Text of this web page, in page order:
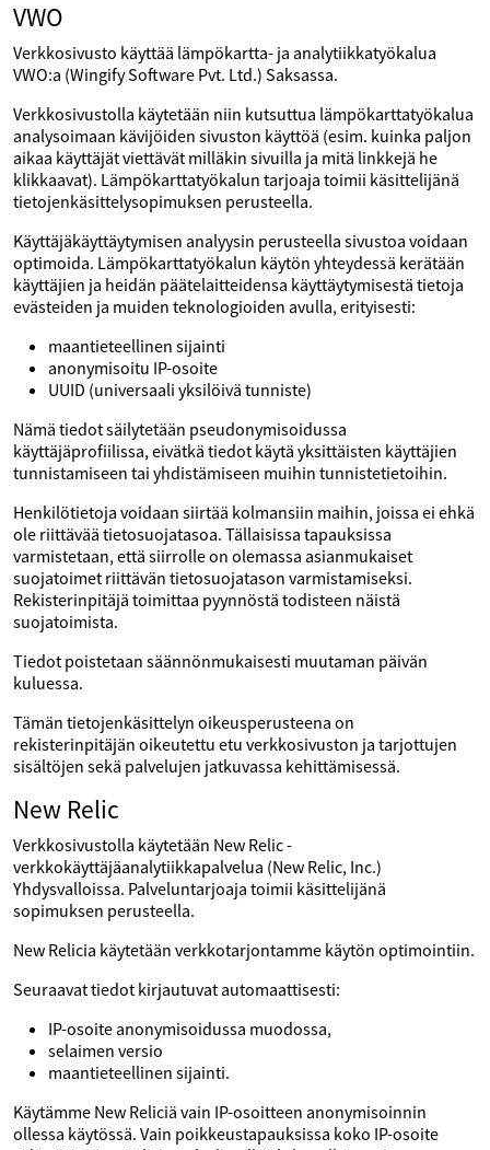
VWO
Verkkosivusto käyttää lämpökartta- ja analytiikkatyökalua
VWO:a (Wingify Software Pvt. Ltd.) Saksassa.
Verkkosivustolla käytetään niin kutsuttua lämpökarttatyökalua
analysoimaan kävijöiden sivuston käyttöä (esim. kuinka paljon
aikaa käyttäjät viettävät milläkin sivuilla ja mitä linkkejä he
klikkaavat). Lämpökarttatyökalun tarjoaja toimii käsittelijänä
tietojenkäsittelysopimuksen perusteella.
Käyttäjäkäyttäytymisen analyysin perusteella sivustoa voidaan
optimoida. Lämpökarttatyökalun käytön yhteydessä kerätään
käyttäjien ja heidän päätelaitteidensa käyttäytymisestä tietoja
evästeiden ja muiden teknologioiden avulla, erityisesti:
maantieteellinen sijainti
anonymisoitu IP-osoite
UUID (universaali yksilöivä tunniste)
Nämä tiedot säilytetään pseudonymisoidussa
käyttäjäprofiilissa, eivätkä tiedot käytä yksittäisten käyttäjien
tunnistamiseen tai yhdistämiseen muihin tunnistetietoihin.
Henkilötietoja voidaan siirtää kolmansiin maihin, joissa ei ehkä
ole riittävää tietosuojatasoa. Tällaisissa tapauksissa
varmistetaan, että siirrolle on olemassa asianmukaiset
suojatoimet riittävän tietosuojatason varmistamiseksi.
Rekisterinpitäjä toimittaa pyynnöstä todisteen näistä
suojatoimista.
Tiedot poistetaan säännönmukaisesti muutaman päivän
kuluessa.
Tämän tietojenkäsittelyn oikeusperusteena on
rekisterinpitäjän oikeutettu etu verkkosivuston ja tarjottujen
sisältöjen sekä palvelujen jatkuvassa kehittämisessä.
New Relic
Verkkosivustolla käytetään New Relic -
verkkokäyttäjäanalytiikkapalvelua (New Relic, Inc.)
Yhdysvalloissa. Palveluntarjoaja toimii käsittelijänä
sopimuksen perusteella.
New Relicia käytetään verkkotarjontamme käytön optimointiin.
Seuraavat tiedot kirjautuvat automaattisesti:
IP-osoite anonymisoidussa muodossa,
selaimen versio
maantieteellinen sijainti.
Käytämme New Reliciä vain IP-osoitteen anonymisoinnin
ollessa käytössä. Vain poikkeustapauksissa koko IP-osoite